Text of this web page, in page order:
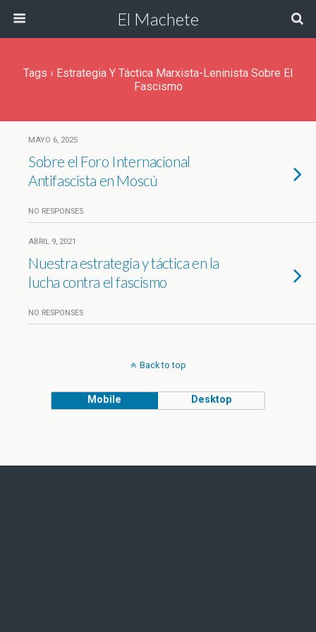
El Machete
Tags › Estrategia Y Táctica Marxista-Leninista Sobre El
Fascismo
MAYO 6, 2025
Sobre el Foro Internacional
Antifascista en Moscú
NO RESPONSES
ABRIL 9, 2021
Nuestra estrategia y táctica en la
lucha contra el fascismo
NO RESPONSES
Back to top
Mobile Desktop